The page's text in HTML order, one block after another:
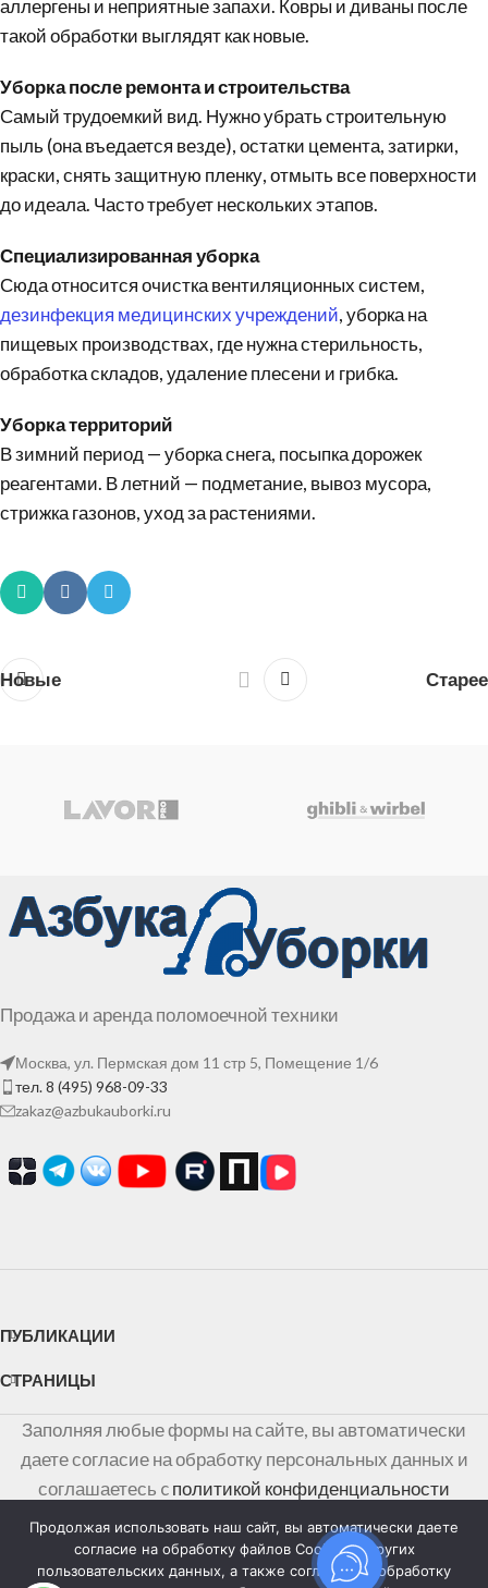
аллергены и неприятные запахи. Ковры и диваны после
такой обработки выглядят как новые.
Уборка после ремонта и строительства
Самый трудоемкий вид. Нужно убрать строительную
пыль (она въедается везде), остатки цемента, затирки,
краски, снять защитную пленку, отмыть все поверхности
до идеала. Часто требует нескольких этапов.
Специализированная уборка
Сюда относится очистка вентиляционных систем,
дезинфекция медицинских учреждений, уборка на
пищевых производствах, где нужна стерильность,
обработка складов, удаление плесени и грибка.
Уборка территорий
В зимний период — уборка снега, посыпка дорожек
реагентами. В летний — подметание, вывоз мусора,
стрижка газонов, уход за растениями.
Новые Старее
Продажа и аренда поломоечной техники
Москва, ул. Пермская дом 11 стр 5, Помещение 1/6
тел. 8 (495) 968-09-33
zakaz@azbukauborki.ru
ПУБЛИКАЦИИ
СТРАНИЦЫ
Заполняя любые формы на сайте, вы автоматически
даете согласие на обработку персональных данных и
соглашаетесь cполитикой конфиденциальности
персональных данных
Информация на сайте не является публичной офертой,
Продолжая использовать наш сайт, вы автоматически даете
согласие на обработку файлов Cookies и других
пользовательских данных, а также согласие на обработку